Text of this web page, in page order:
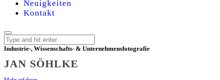
Neuigkeiten
Kontakt
JAN
Industrie-, Wissenschafts- & Unternehmensfotografie
JAN SÖHLKE